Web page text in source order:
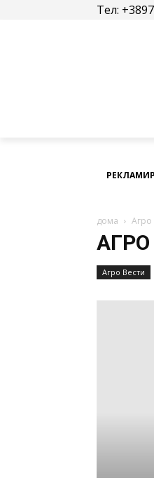
Тел:
дома Агро
Агро Вести